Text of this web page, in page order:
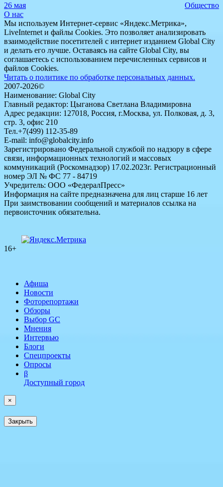
26 мая
Общество
О нас
Мы используем Интернет-сервис «Яндекс.Метрика»,
LiveInternet и файлы Cookies. Это позволяет анализировать
взаимодействие посетителей с интернет изданием Global City
и делать его лучше. Оставаясь на сайте Global City, вы
соглашаетесь с использованием перечисленных сервисов и
файлов Cookies.
Читать о политике по обработке персональных данных.
2007-2026©
Наименование: Global City
Главный редактор: Цыганова Светлана Владимировна
Адрес редакции: 127018, Россия, г.Москва, ул. Полковая, д. 3,
стр. 3, офис 210
Тел.+7(499) 112-35-89
E-mail: info@globalcity.info
Зарегистрировано Федеральной службой по надзору в сфере
связи, информационных технологий и массовых
коммуникаций (Роскомнадзор) 17.02.2023г. Регистрационный
номер ЭЛ № ФС 77 - 84719
Учредитель: ООО «ФедералПресс»
Информация на сайте предназначена для лиц старше 16 лет
При заимствовании сообщений и материалов ссылка на
первоисточник обязательна.
16+
Афиша
Новости
Фоторепортажи
Обзоры
Выбор GC
Мнения
Интервью
Блоги
Спецпроекты
Опросы
β
Доступный город
×
Закрыть